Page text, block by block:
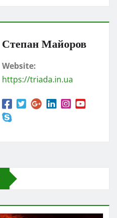
Степан Майоров
Website:
https://triada.in.ua